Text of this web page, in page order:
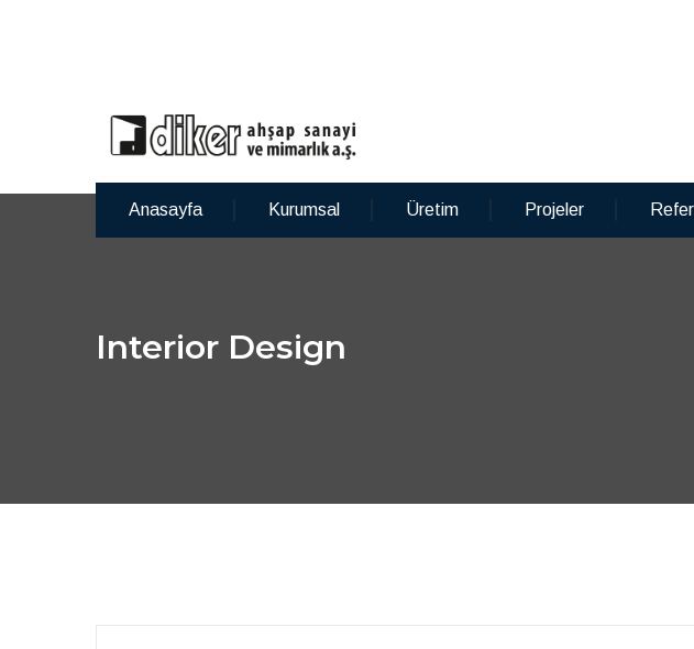
Anasayfa Kurumsal Üretim Projeler
Interior Design